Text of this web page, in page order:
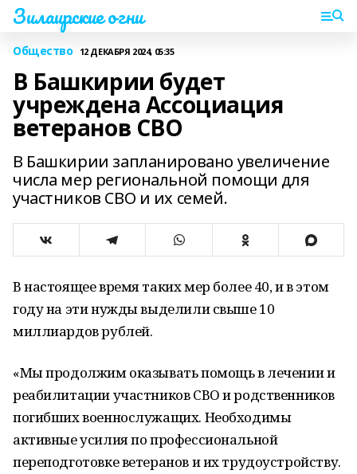
Зилаирские огни
Общество 12 ДЕКАБРЯ 2024, 05:35
В Башкирии будет
учреждена Ассоциация
ветеранов СВО
В Башкирии запланировано увеличение
числа мер региональной помощи для
участников СВО и их семей.
В настоящее время таких мер более 40, и в этом
году на эти нужды выделили свыше 10
миллиардов рублей.
«Мы продолжим оказывать помощь в лечении и
реабилитации участников СВО и родственников
погибших военнослужащих. Необходимы
активные усилия по профессиональной
переподготовке ветеранов и их трудоустройству.